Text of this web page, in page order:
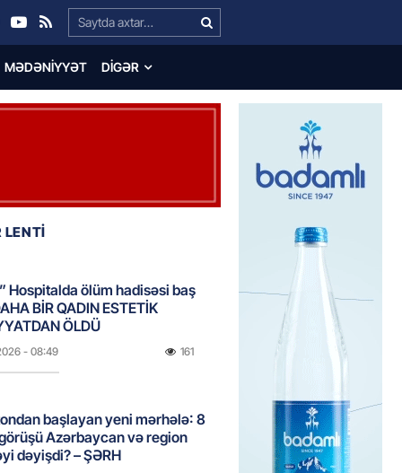
Search…
MƏDƏNIYYƏT DIGƏR
Hospitalda ölüm hadisəsi baş
BİR QADIN ESTETİK
ÖLDÜ
- 08:49 161
başlayan yeni mərhələ: 8
Azərbaycan və region
dəyişdi? – ŞƏRH